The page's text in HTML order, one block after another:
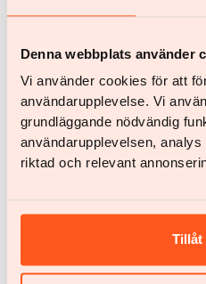
Denna webbplats använder
Vi använder cookies för att
användarupplevelse. Vi
grundläggande nödvändig
användarupplevelsen,
riktad och relevant
Tillåt
behandlingsavbrott oftare blev
inkomst. Endast 8,2 %
Digitala vårdmodeller för